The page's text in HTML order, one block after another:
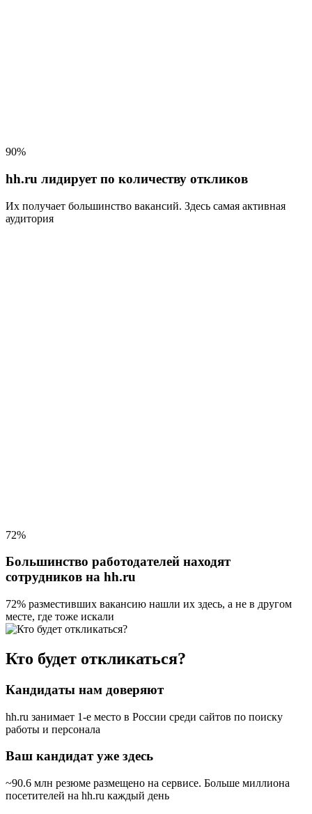
90%
hh.ru лидирует по количеству откликов
Их получает большинство вакансий. Здесь самая активная
аудитория
72%
Большинство работодателей находят
сотрудников на hh.ru
72% разместивших вакансию нашли их здесь, а не в другом
месте, где тоже искали
Кто будет откликаться?
Кандидаты нам доверяют
hh.ru занимает 1-е место в России среди сайтов по поиску
работы и персонала
Ваш кандидат уже здесь
~90.6 млн резюме размещено на сервисе. Больше миллиона
посетителей на hh.ru каждый день